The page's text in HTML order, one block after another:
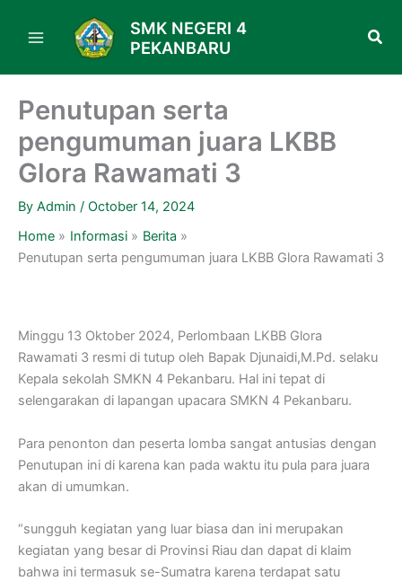
SMK NEGERI 4
PEKANBARU
Penutupan serta
pengumuman juara LKBB
Glora Rawamati 3
By Admin / October 14, 2024
Home
Informasi
Berita
Penutupan serta pengumuman juara LKBB Glora Rawamati 3
Minggu 13 Oktober 2024, Perlombaan LKBB Glora
Rawamati 3 resmi di tutup oleh Bapak Djunaidi,M.Pd. selaku
Kepala sekolah SMKN 4 Pekanbaru. Hal ini tepat di
selengarakan di lapangan upacara SMKN 4 Pekanbaru.
Para penonton dan peserta lomba sangat antusias dengan
Penutupan ini di karena kan pada waktu itu pula para juara
akan di umumkan.
“sungguh kegiatan yang luar biasa dan ini merupakan
kegiatan yang besar di Provinsi Riau dan dapat di klaim
bahwa ini termasuk se-Sumatra karena terdapat satu